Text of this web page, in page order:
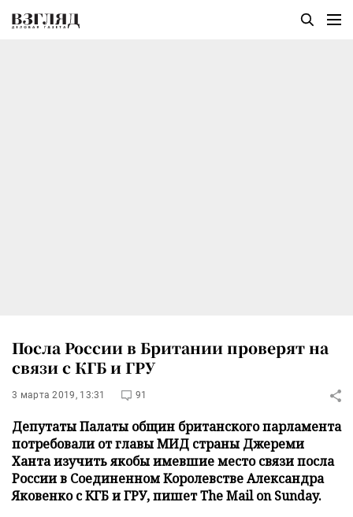
Посла России в Британии проверят на
связи с КГБ и ГРУ
3 марта 2019, 13:31 91
Депутаты Палаты общин британского парламента
потребовали от главы МИД страны Джереми
Ханта изучить якобы имевшие место связи посла
России в Соединенном Королевстве Александра
Яковенко с КГБ и ГРУ, пишет The Mail on Sunday.